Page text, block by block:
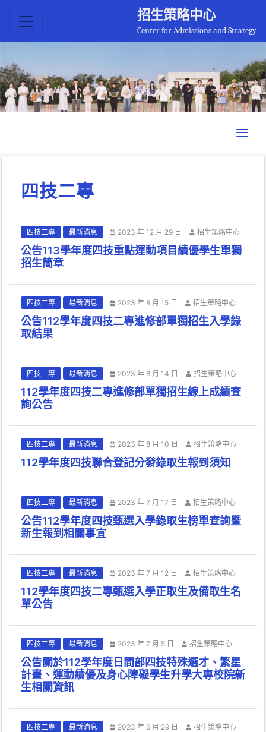
招生策略中心
Center for Admissions and Strategy
四技二專
四技二專 最新消息 2023 年 12 月 29 日 招生策略中心
公告113學年度四技重點運動項目績優學生單獨
招生簡章
四技二專 最新消息 2023 年 8 月 15 日 招生策略中心
公告112學年度四技二專進修部單獨招生入學錄
取結果
四技二專 最新消息 2023 年 8 月 14 日 招生策略中心
112學年度四技二專進修部單獨招生線上成績查
詢公告
四技二專 最新消息 2023 年 8 月 10 日 招生策略中心
112學年度四技聯合登記分發錄取生報到須知
四技二專 最新消息 2023 年 7 月 17 日 招生策略中心
公告112學年度四技甄選入學錄取生榜單查詢暨
新生報到相關事宜
四技二專 最新消息 2023 年 7 月 12 日 招生策略中心
112學年度四技二專甄選入學正取生及備取生名
單公告
四技二專 最新消息 2023 年 7 月 5 日 招生策略中心
公告關於112學年度日間部四技特殊選才、繁星
計畫、運動績優及身心障礙學生升學大專校院新
生相關資訊
四技二專 最新消息 2023 年 6 月 29 日 招生策略中心